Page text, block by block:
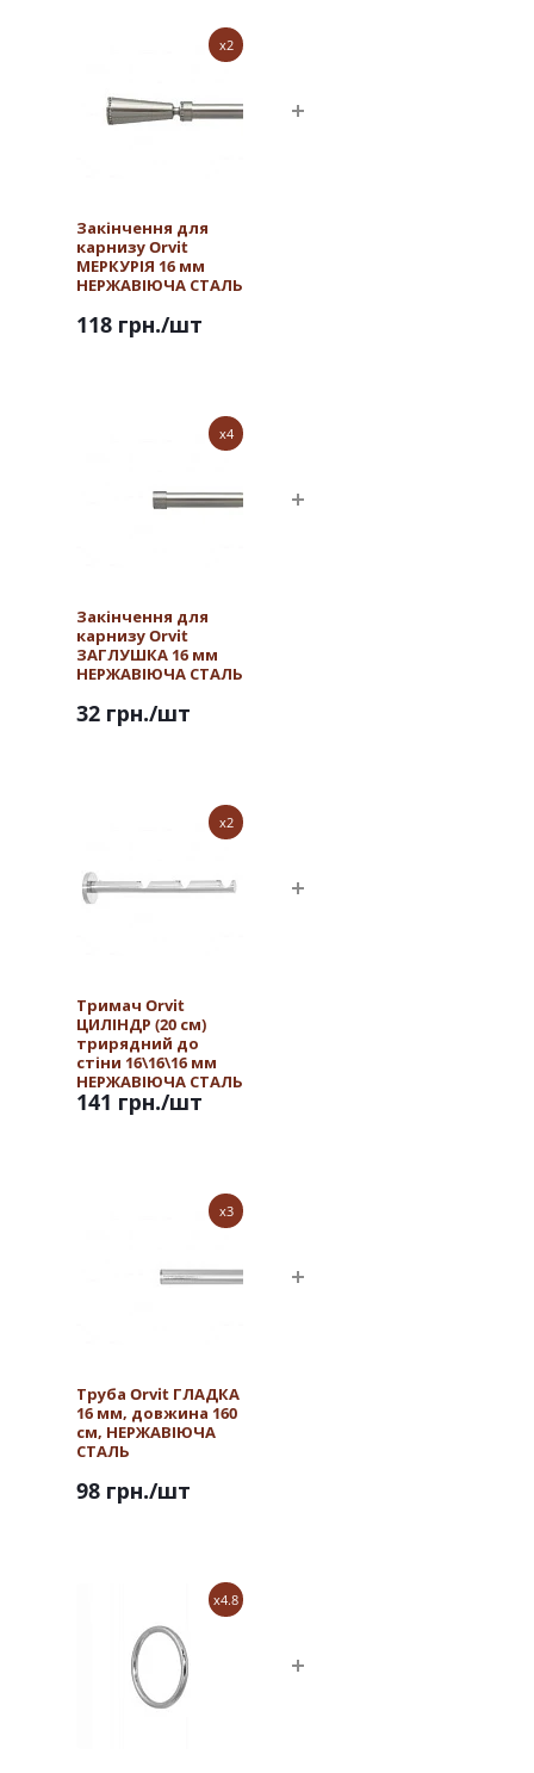
x2
Закінчення для
карнизу Orvit
МЕРКУРІЯ 16 мм
НЕРЖАВІЮЧА СТАЛЬ
118 грн./шт
x4
Закінчення для
карнизу Orvit
ЗАГЛУШКА 16 мм
НЕРЖАВІЮЧА СТАЛЬ
32 грн./шт
x2
Тримач Orvit
ЦИЛІНДР (20 см)
трирядний до
стіни 16\16\16 мм
НЕРЖАВІЮЧА СТАЛЬ
141 грн./шт
x3
Труба Orvit ГЛАДКА
16 мм, довжина 160
см, НЕРЖАВІЮЧА
СТАЛЬ
98 грн./шт
x4.8